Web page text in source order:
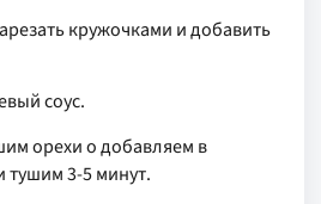
кружочками и добавить
соус.
орехи о добавляем в
тушим 3-5 минут.